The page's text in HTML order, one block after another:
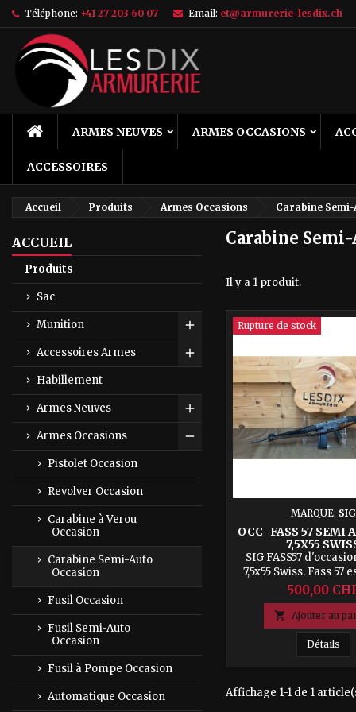
Téléphone: +41 27 203 60 07 Email: et@armurerie-lesdix.ch
ACCUEILARMES NEUVES ARMES OCCASIONS
ACCESSOIRES
Accueil Produits Armes Occasions Carabine
ACCUEIL
Produits
Sac
Munition
Toggle
Accessoires Armes
Toggle
Habillement
Armes Neuves
Toggle
Armes Occasions
Toggle
Pistolet Occasion
Revolver Occasion
Carabine à Verou
Occasion
Carabine Semi-Auto
Occasion
Fusil Occasion
Fusil Semi-Auto
Occasion
Fusil à Pompe Occasion
Automatique Occasion
Carabine
Il y a 1 produit.
Rupture de stock
MARQUE: SIG
OCC- FASS 57 SEMI
7,5X55
SIG FASS57
7,5x55 Swiss. Fass 57
d'assaut semi-
par SIG, Suisse. -
Viseurs réglables-
canon : 21.3"
totale : 1100 mm-
500,00
 Ajouter au
Détails
Affichage 1-1 de 1